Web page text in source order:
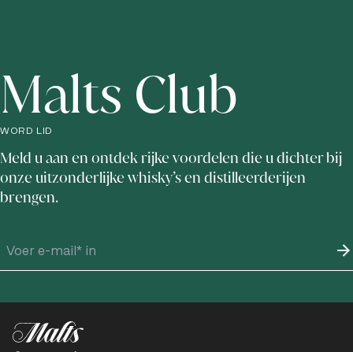
Malts Club
WORD LID
Meld u aan en ontdek rijke voordelen die u dichter bij
onze uitzonderlijke whisky’s en distilleerderijen
brengen.